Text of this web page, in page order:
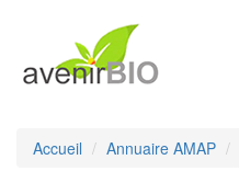
Accueil Annuaire AMAP